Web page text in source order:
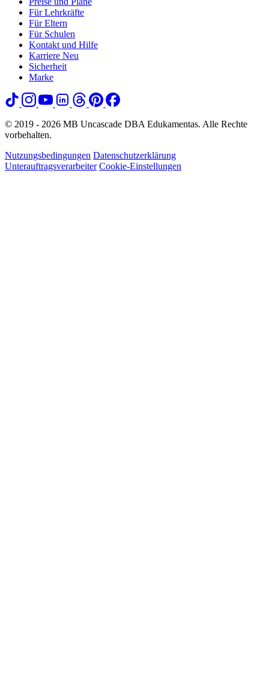
Für Lehrkräfte
Für Eltern
Für Schulen
Kontakt und Hilfe
Karriere Neu
Sicherheit
Marke
© 2019 - 2026 MB Uncascade DBA Edukamentas. Alle Rechte
vorbehalten.
Nutzungsbedingungen Datenschutzerklärung
Unterauftragsverarbeiter Cookie-Einstellungen